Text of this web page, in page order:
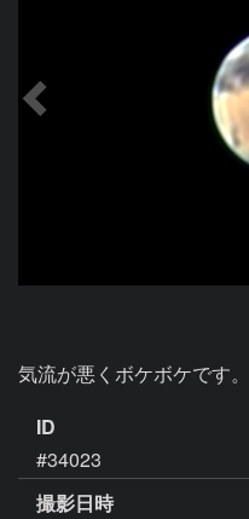
気流が悪くボケボケです。
ID
#34023
撮影日時